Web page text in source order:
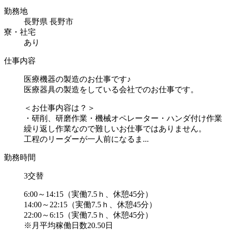
勤務地
長野県 長野市
寮・社宅
あり
仕事内容
医療機器の製造のお仕事です♪
医療器具の製造をしている会社でのお仕事です。
＜お仕事内容は？＞
・研削、研磨作業・機械オペレーター・ハンダ付け作業
繰り返し作業なので難しいお仕事ではありません。
工程のリーダーが一人前になるま...
勤務時間
3交替
6:00～14:15（実働7.5ｈ、休憩45分）
14:00～22:15（実働7.5ｈ、休憩45分）
22:00～6:15（実働7.5ｈ、休憩45分）
※月平均稼働日数20.50日